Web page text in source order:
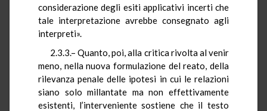
considerazione degli esiti applicativi incerti che
tale interpretazione avrebbe consegnato agli
interpreti».
2.3.3.– Quanto, poi, alla critica rivolta al venir
meno, nella nuova formulazione del reato, della
rilevanza penale delle ipotesi in cui le relazioni
siano solo millantate ma non effettivamente
esistenti, l’interveniente sostiene che il testo